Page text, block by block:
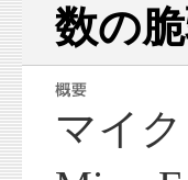
数の
マイ